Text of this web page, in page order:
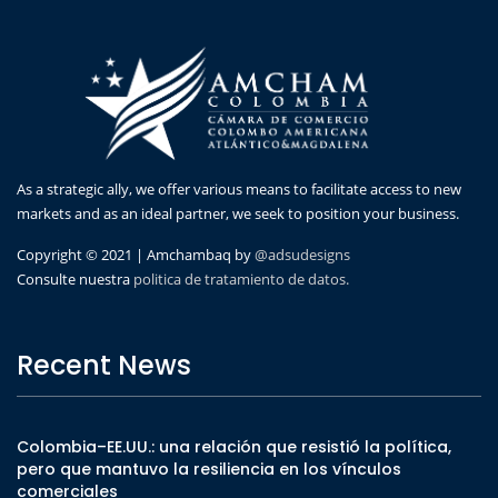
As a strategic ally, we offer various means to facilitate access to new
markets and as an ideal partner, we seek to position your business.
Copyright © 2021 | Amchambaq by@adsudesigns
Consulte nuestra politica de tratamiento de datos.
Recent News
Colombia–EE.UU.: una relación que resistió la política,
pero que mantuvo la resiliencia en los vínculos
comerciales